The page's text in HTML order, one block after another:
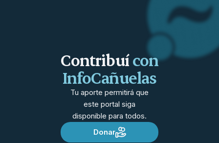
Contribuícon
InfoCañuelas
Tu aporte permitirá que
este portal siga
disponible para todos.
Donar